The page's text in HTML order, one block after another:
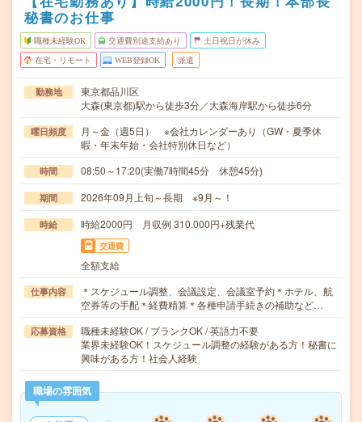
秘書のお仕事
職種未経験OK 交通費別途支給あり 土日祝日が休み
在宅・リモート WEB登録OK 派遣
勤務地
東京都品川区
大森(東京都)駅から徒歩3分／大森海岸駅から徒歩6分
曜日頻度
月～金（週5日） ※会社カレンダーあり（GW・夏季休
暇・年末年始・会社特別休日など）
時間 08:50～17:20(実働7時間45分 休憩45分)
期間 2026年09月上旬～長期 ※9月～！
時給 時給2000円 月収例 310,000円+残業代
交通費
全額支給
仕事内容
＊スケジュール調整、会議設定、会議室予約＊ホテル、航
空券等の手配＊経費精算＊各種申請手続きの補助など…
応募資格
職種未経験OK / ブランクOK / 英語力不要
業界未経験OK！スケジュール調整の経験がある方！秘書に
興味がある方！社会人経験
職場の雰囲気